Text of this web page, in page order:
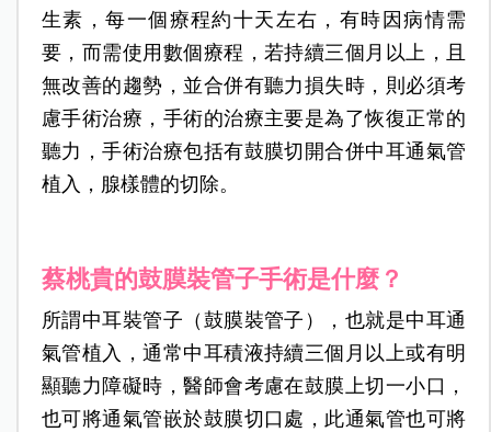
生素，每一個療程約十天左右，有時因病情需
要，而需使用數個療程，若持續三個月以上，且
無改善的趨勢，並合併有聽力損失時，則必須考
慮手術治療，手術的治療主要是為了恢復正常的
聽力，手術治療包括有鼓膜切開合併中耳通氣管
植入，腺樣體的切除。
蔡桃貴的鼓膜裝管子手術是什麼？
所謂中耳裝管子（鼓膜裝管子），也就是中耳通
氣管植入，通常中耳積液持續三個月以上或有明
顯聽力障礙時，醫師會考慮在鼓膜上切一小口，
也可將通氣管嵌於鼓膜切口處，此通氣管也可將